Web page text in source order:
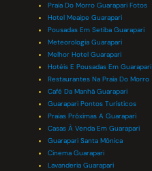
Praia Do Morro Guarapari Fotos
Hotel Meaipe Guarapari
Pousadas Em Setiba Guarapari
Meteorologia Guarapari
Melhor Hotel Guarapari
Hotéis E Pousadas Em Guarapari
Restaurantes Na Praia Do Morro
Café Da Manhã Guarapari
Guarapari Pontos Turísticos
Praias Próximas A Guarapari
Casas À Venda Em Guarapari
Guarapari Santa Mônica
Cinema Guarapari
Lavanderia Guarapari